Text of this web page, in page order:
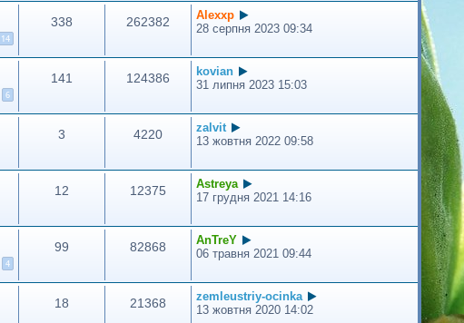
14
338 262382
Alexxp
28 серпня 2023 09:34
6
141 124386
kovian
31 липня 2023 15:03
3 4220
zalvit
13 жовтня 2022 09:58
12 12375
Astreya
17 грудня 2021 14:16
4
99 82868
AnTreY
06 травня 2021 09:44
18 21368
zemleustriy-ocinka
13 жовтня 2020 14:02